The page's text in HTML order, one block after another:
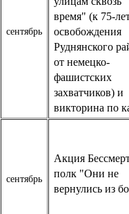
сентябрь
время" (к 75-
освобождения
Руднянского
от немецко-
фашистских
захватчиков) и
викторина по
сентябрь
Акция
полк "Они не
вернулись из